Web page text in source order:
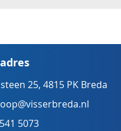
25, 4815 PK Breda
5073